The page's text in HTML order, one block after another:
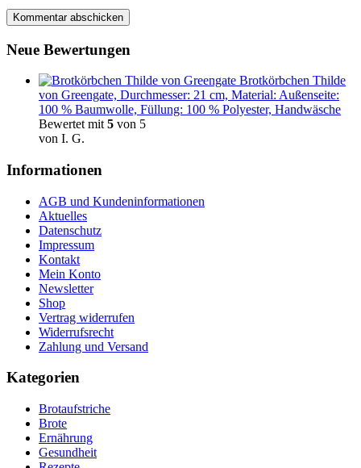
Neue Bewertungen
Brotkörbchen Thilde
von Greengate, Durchmesser: 21 cm, Material: Außenseite:
100 % Baumwolle, Füllung: 100 % Polyester, Handwäsche
Bewertet mit 5 von 5
von I. G.
Informationen
AGB und Kundeninformationen
Aktuelles
Datenschutz
Impressum
Kontakt
Mein Konto
Newsletter
Shop
Vertrag widerrufen
Widerrufsrecht
Zahlung und Versand
Kategorien
Brotaufstriche
Brote
Ernährung
Gesundheit